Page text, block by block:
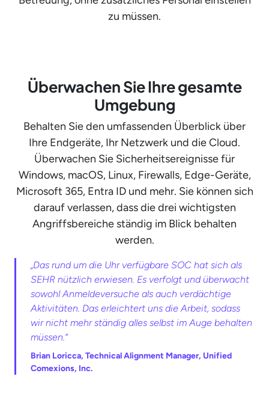
zu müssen.
Überwachen Sie Ihre gesamte
Umgebung
Behalten Sie den umfassenden Überblick über
Ihre Endgeräte, Ihr Netzwerk und die Cloud.
Überwachen Sie Sicherheitsereignisse für
Windows, macOS, Linux, Firewalls, Edge-Geräte,
Microsoft 365, Entra ID und mehr. Sie können sich
darauf verlassen, dass die drei wichtigsten
Angriffsbereiche ständig im Blick behalten
werden.
„Das rund um die Uhr verfügbare SOC hat sich als
SEHR nützlich erwiesen. Es verfolgt und überwacht
sowohl Anmeldeversuche als auch verdächtige
Aktivitäten. Das erleichtert uns die Arbeit, sodass
wir nicht mehr ständig alles selbst im Auge behalten
müssen.“
Brian Loricca, Technical Alignment Manager, Unified
Comexions, Inc.